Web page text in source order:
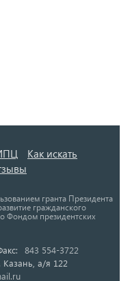
Как искать
гранта Президента
гражданского
Фондом президентских
843 554-3722
а/я 122